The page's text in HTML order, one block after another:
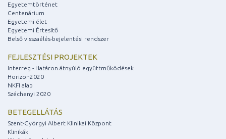
Egyetemtörténet
Centenárium
Egyetemi élet
Egyetemi Értesítő
Belső visszaélés-bejelentési rendszer
FEJLESZTÉSI PROJEKTEK
Interreg - Határon átnyúló együttműködések
Horizon2020
NKFI alap
Széchenyi 2020
BETEGELLÁTÁS
Szent-Györgyi Albert Klinikai Központ
Klinikák